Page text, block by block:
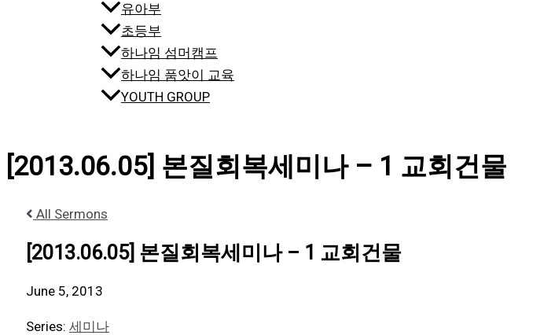
유아부
초등부
하나임 섬머캠프
하나임 품앗이 교육
YOUTH GROUP
[2013.06.05] 본질회복세미나 – 1 교회건물
All Sermons
[2013.06.05] 본질회복세미나 – 1 교회건물
June 5, 2013
Series: 세미나